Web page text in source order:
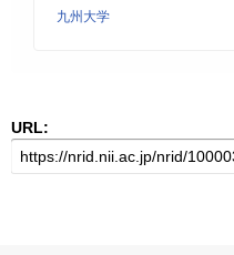
九州大学
URL: